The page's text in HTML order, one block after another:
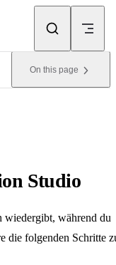
On this page
Studio
wiedergibt, während du
die folgenden Schritte